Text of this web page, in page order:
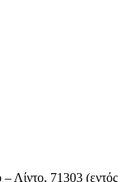
Λίντο, 71303 (εντός